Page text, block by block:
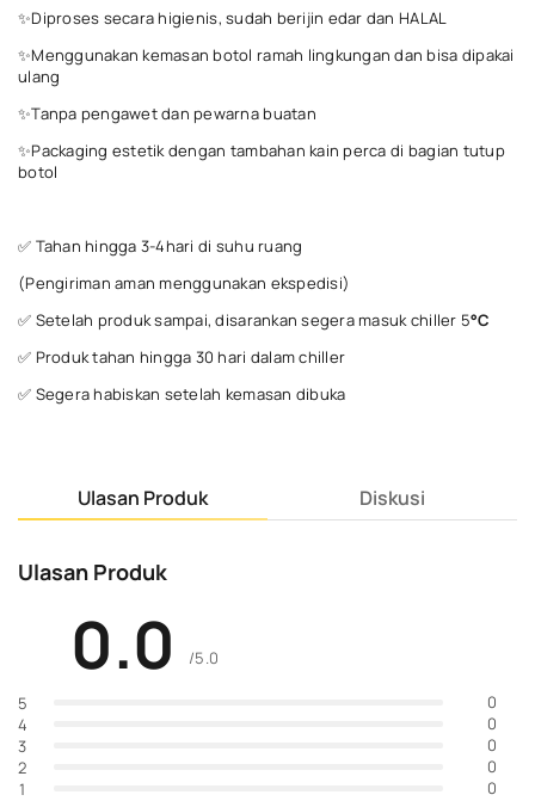
✨Diproses secara higienis, sudah berijin edar dan HALAL
✨Menggunakan kemasan botol ramah lingkungan dan bisa dipakai
ulang
✨Tanpa pengawet dan pewarna buatan
✨Packaging estetik dengan tambahan kain perca di bagian tutup
botol
✅ Tahan hingga 3-4hari di suhu ruang
(Pengiriman aman menggunakan ekspedisi)
✅ Setelah produk sampai, disarankan segera masuk chiller 5°C
✅ Produk tahan hingga 30 hari dalam chiller
✅ Segera habiskan setelah kemasan dibuka
Ulasan Produk Diskusi
Ulasan Produk
0.0 /5.0
5
0
4
0
3
0
2
0
1
0